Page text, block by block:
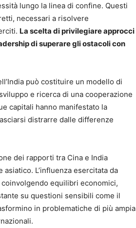
lungo la linea di confine. Questi
necessari a risolvere
La scelta di privilegiare approcci
di superare gli ostacoli con
può costituire un modello di
e ricerca di una cooperazione
capitali hanno manifestato la
distrarre dalle differenze
dei rapporti tra Cina e India
L’influenza esercitata da
equilibri economici,
su questioni sensibili come il
in problematiche di più ampia